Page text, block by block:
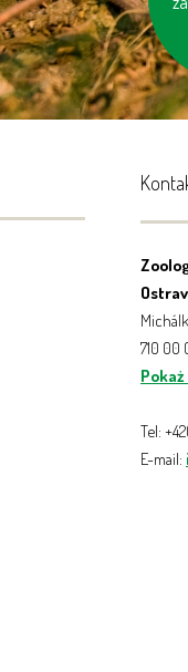
710 00
Tel:
E-mail: